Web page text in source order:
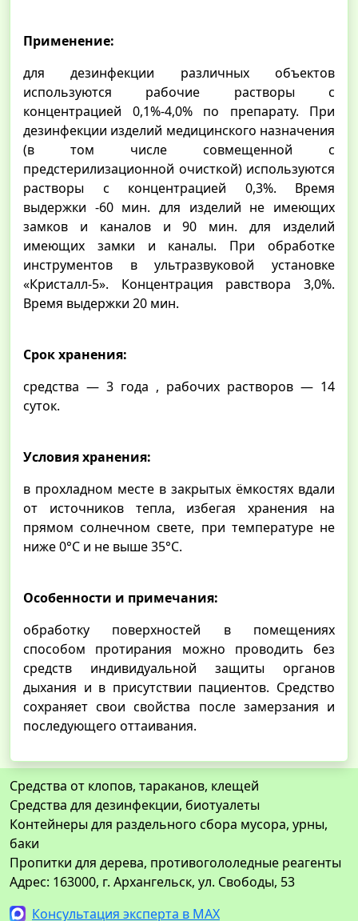
Применение:
для дезинфекции различных объектов
используются рабочие растворы с
концентрацией 0,1%-4,0% по препарату. При
дезинфекции изделий медицинского назначения
(в том числе совмещенной с
предстерилизационной очисткой) используются
растворы с концентрацией 0,3%. Время
выдержки -60 мин. для изделий не имеющих
замков и каналов и 90 мин. для изделий
имеющих замки и каналы. При обработке
инструментов в ультразвуковой установке
«Кристалл-5». Концентрация равствора 3,0%.
Время выдержки 20 мин.
Срок хранения:
средства — 3 года , рабочих растворов — 14
суток.
Условия хранения:
в прохладном месте в закрытых ёмкостях вдали
от источников тепла, избегая хранения на
прямом солнечном свете, при температуре не
ниже 0°С и не выше 35°С.
Особенности и примечания:
обработку поверхностей в помещениях
способом протирания можно проводить без
средств индивидуальной защиты органов
дыхания и в присутствии пациентов. Средство
сохраняет свои свойства после замерзания и
последующего оттаивания.
Средства от клопов, тараканов, клещей
Средства для дезинфекции, биотуалеты
Контейнеры для раздельного сбора мусора, урны,
баки
Пропитки для дерева, противогололедные реагенты
Адрес: 163000, г. Архангельск, ул. Свободы, 53
Консультация эксперта в MAX